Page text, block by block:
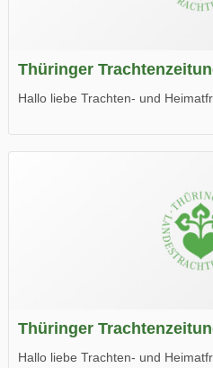
Thüringer
Hallo liebe Trachten- und
Wir wünschen Euch viel Spaß
Thüringer
Hallo liebe Trachten- und